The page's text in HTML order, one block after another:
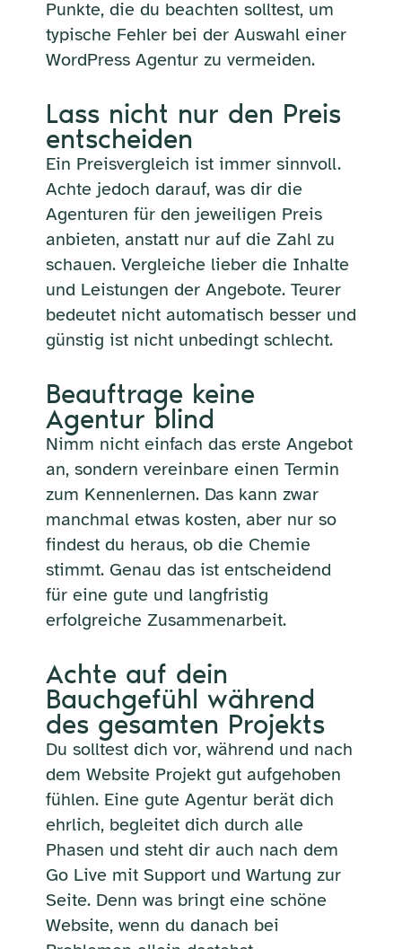
Punkte, die du beachten solltest, um
typische Fehler bei der Auswahl einer
WordPress Agentur zu vermeiden.
Lass nicht nur den Preis
entscheiden
Ein Preisvergleich ist immer sinnvoll.
Achte jedoch darauf, was dir die
Agenturen für den jeweiligen Preis
anbieten, anstatt nur auf die Zahl zu
schauen. Vergleiche lieber die Inhalte
und Leistungen der Angebote. Teurer
bedeutet nicht automatisch besser und
günstig ist nicht unbedingt schlecht.
Beauftrage keine
Agentur blind
Nimm nicht einfach das erste Angebot
an, sondern vereinbare einen Termin
zum Kennenlernen. Das kann zwar
manchmal etwas kosten, aber nur so
findest du heraus, ob die Chemie
stimmt. Genau das ist entscheidend
für eine gute und langfristig
erfolgreiche Zusammenarbeit.
Achte auf dein
Bauchgefühl während
des gesamten Projekts
Du solltest dich vor, während und nach
dem Website Projekt gut aufgehoben
fühlen. Eine gute Agentur berät dich
ehrlich, begleitet dich durch alle
Phasen und steht dir auch nach dem
Go Live mit Support und Wartung zur
Seite. Denn was bringt eine schöne
Website, wenn du danach bei